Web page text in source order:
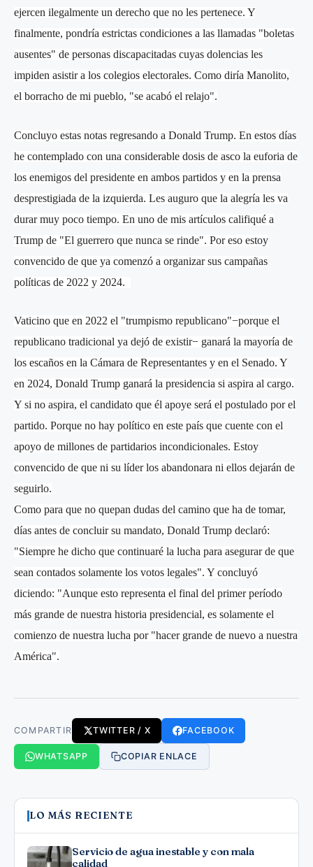
ejercen ilegalmente un derecho que no les pertenece. Y
finalmente, pondría estrictas condiciones a las llamadas "boletas
ausentes" de personas discapacitadas cuyas dolencias les
impiden asistir a los colegios electorales. Como diría Manolito,
el borracho de mi pueblo, "se acabó el relajo".
Concluyo estas notas regresando a Donald Trump. En estos días
he contemplado con una considerable dosis de asco la euforia de
los enemigos del presidente en ambos partidos y en la prensa
desprestigiada de la izquierda. Les auguro que la alegría les va
durar muy poco tiempo. En uno de mis artículos califiqué a
Trump de "El guerrero que nunca se rinde". Por eso estoy
convencido de que ya comenzó a organizar sus campañas
políticas de 2022 y 2024.
Vaticino que en 2022 el "trumpismo republicano"−porque el
republicano tradicional ya dejó de existir− ganará la mayoría de
los escaños en la Cámara de Representantes y en el Senado. Y
en 2024, Donald Trump ganará la presidencia si aspira al cargo.
Y si no aspira, el candidato que él apoye será el postulado por el
partido. Porque no hay político en este país que cuente con el
apoyo de millones de partidarios incondicionales. Estoy
convencido de que ni su líder los abandonara ni ellos dejarán de
seguirlo.
Como para que no quepan dudas del camino que ha de tomar,
días antes de concluir su mandato, Donald Trump declaró:
"Siempre he dicho que continuaré la lucha para asegurar de que
sean contados solamente los votos legales". Y concluyó
diciendo: "Aunque esto representa el final del primer período
más grande de nuestra historia presidencial, es solamente el
comienzo de nuestra lucha por "hacer grande de nuevo a nuestra
América".
COMPARTIR TWITTER / X FACEBOOK
WHATSAPP COPIAR ENLACE
LO MÁS RECIENTE
Servicio de agua inestable y con mala
calidad